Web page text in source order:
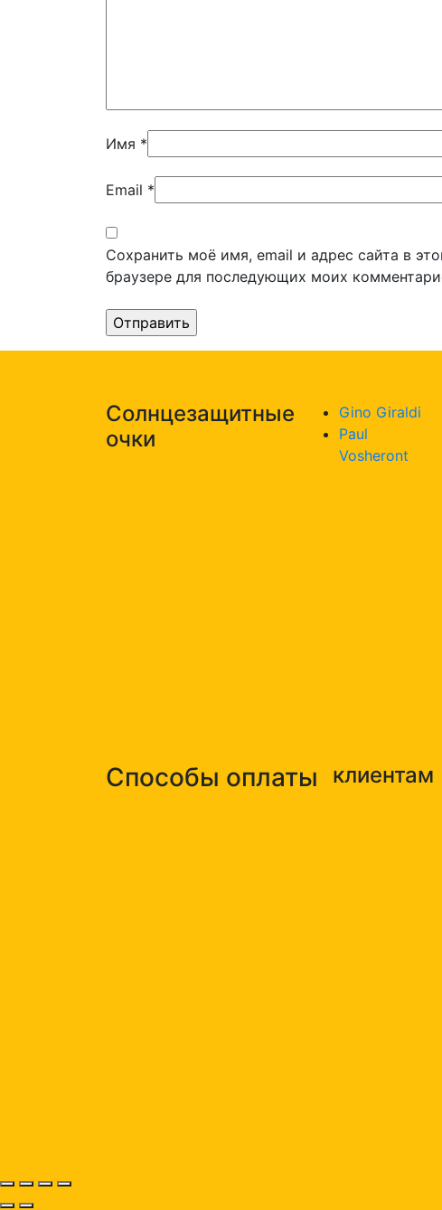
Имя *
Email *
Сохранить моё имя, email и адрес сайта в
браузере для последующих моих
Солнцезащитные
очки
Gino Giraldi
Paul
Vosheront
Способы оплаты клиентам